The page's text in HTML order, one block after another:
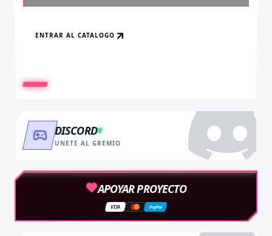
ENTRAR AL CATALOGO
RECARGAR AHORA
VER BENEFICIOS
DISCORD
UNETE AL GREMIO
APOYAR PROYECTO
VISA PayPal